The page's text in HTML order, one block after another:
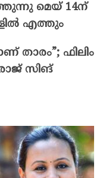
മെയ് 14ന്
എത്തും
താരം”; ഫിലിം
സിങ്